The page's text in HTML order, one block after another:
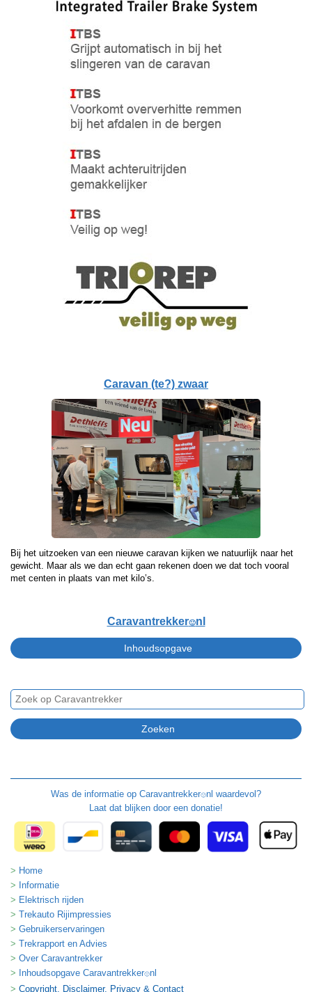
Caravan (te?) zwaar
Bij het uitzoeken van een nieuwe caravan kijken we natuurlijk naar het
gewicht. Maar als we dan echt gaan rekenen doen we dat toch vooral
met centen in plaats van met kilo’s.
Caravantrekker🙂nl
Was de informatie op Caravantrekker🙂nl waardevol?
Laat dat blijken door een donatie!
Home
Informatie
Elektrisch rijden
Trekauto Rijimpressies
Gebruikerservaringen
Trekrapport en Advies
Over Caravantrekker
Inhoudsopgave Caravantrekker🙂nl
Copyright, Disclaimer, Privacy & Contact